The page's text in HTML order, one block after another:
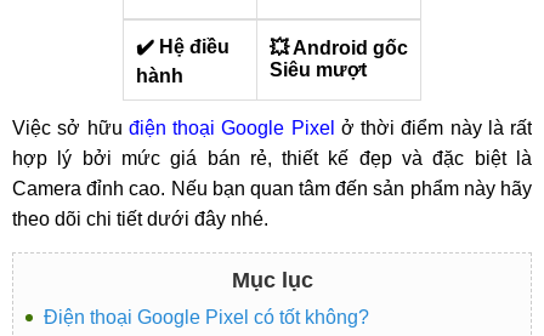
✔️ Hệ điều
hành
💥 Android gốc
Siêu mượt
Việc sở hữu điện thoại Google Pixel ở thời điểm này là rất
hợp lý bởi mức giá bán rẻ, thiết kế đẹp và đặc biệt là
Camera đỉnh cao. Nếu bạn quan tâm đến sản phẩm này hãy
theo dõi chi tiết dưới đây nhé.
Mục lục
Điện thoại Google Pixel có tốt không?